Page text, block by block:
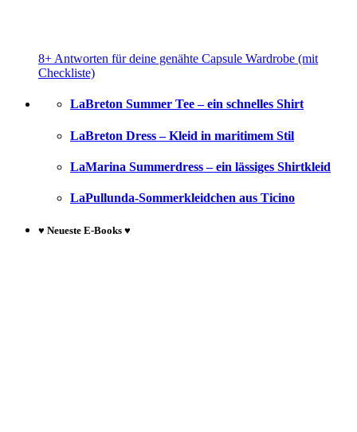
8+ Antworten für deine genähte Capsule Wardrobe (mit
Checkliste)
LaBreton Summer Tee – ein schnelles Shirt
LaBreton Dress – Kleid in maritimem Stil
LaMarina Summerdress – ein lässiges Shirtkleid
LaPullunda-Sommerkleidchen aus Ticino
♥ Neueste E-Books ♥